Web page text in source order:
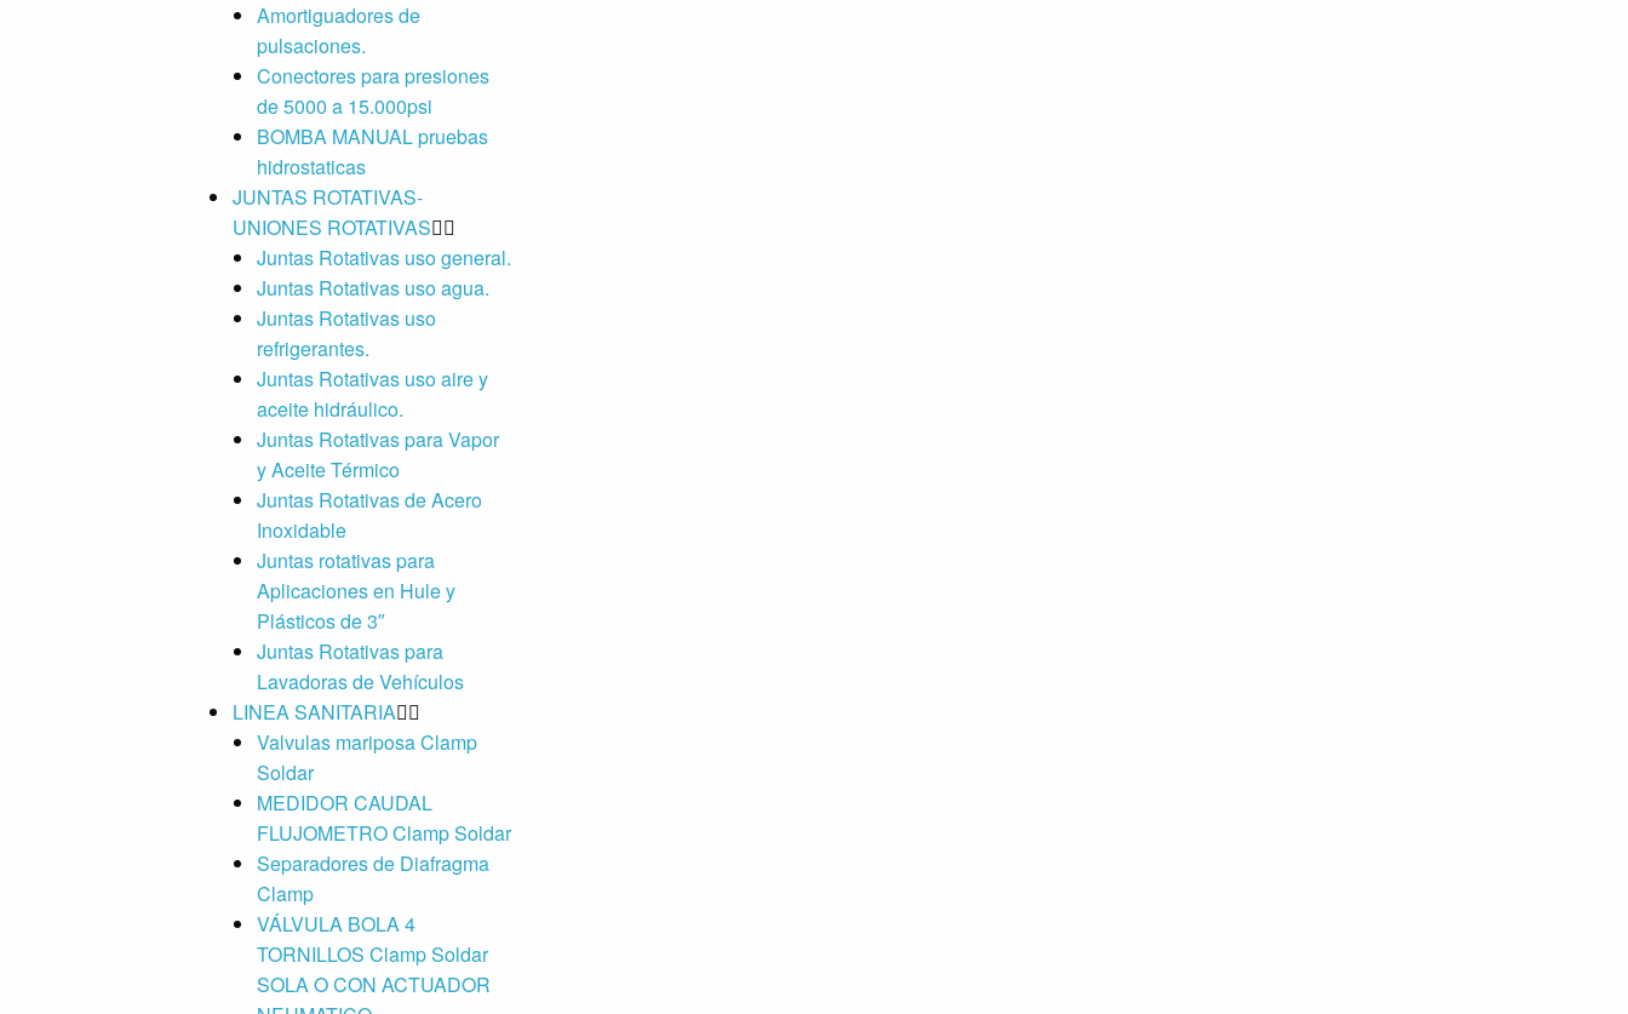
Amortiguadores de
pulsaciones.
Conectores para presiones
de 5000 a 15.000psi
BOMBA MANUAL pruebas
hidrostaticas
JUNTAS ROTATIVAS-
UNIONES ROTATIVAS
Juntas Rotativas uso general.
Juntas Rotativas uso agua.
Juntas Rotativas uso
refrigerantes.
Juntas Rotativas uso aire y
aceite hidráulico.
Juntas Rotativas para Vapor
y Aceite Térmico
Juntas Rotativas de Acero
Inoxidable
Juntas rotativas para
Aplicaciones en Hule y
Plásticos de 3″
Juntas Rotativas para
Lavadoras de Vehículos
LINEA SANITARIA
Valvulas mariposa Clamp
Soldar
MEDIDOR CAUDAL
FLUJOMETRO Clamp Soldar
Separadores de Diafragma
Clamp
VÁLVULA BOLA 4
TORNILLOS Clamp Soldar
SOLA O CON ACTUADOR